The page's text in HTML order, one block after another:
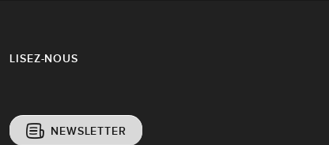
LISEZ-NOUS
NEWSLETTER